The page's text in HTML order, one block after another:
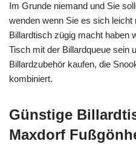
Im Grunde niemand und Sie
wenden wenn Sie es sich
Billardtisch zügig macht haben
Tisch mit der Billardqueue sein
Billardzubehör kaufen, die
kombiniert.
Günstige
Maxdorf